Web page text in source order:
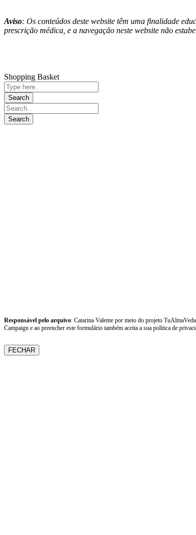
Aviso: Os conteúdos deste website têm uma finalidade
prescrição médica, e a navegação neste website não
Shopping Basket
Responsável pelo arquivo: Catarina Valente por meio do projeto
Campaign e ao preencher este formulário também aceita a sua política de
FECHAR